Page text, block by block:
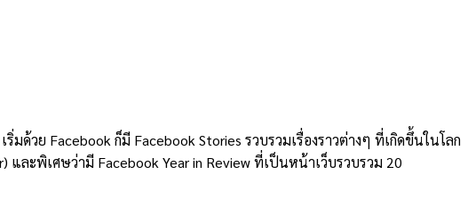
ด้วย Facebook ก็มี Facebook Stories รวบรวมเรื่องราวต่างๆ ที่เกิดขึ้นในโลก
ละพิเศษว่ามี Facebook Year in Review ที่เป็นหน้าเว็บรวบรวม 20